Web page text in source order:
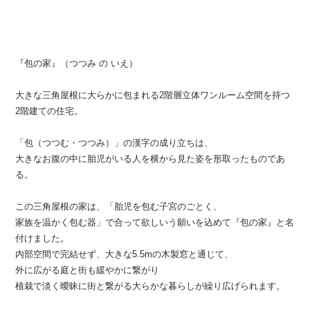
『包の家』（つつみ の いえ）
大きな三角屋根に大らかに包まれる2階層立体ワンルーム空間を持つ
2階建ての住宅。
「包（つつむ・つつみ）」の漢字の成り立ちは、
大きなお腹の中に胎児がいる人を横から見た姿を形取ったものであ
る。
この三角屋根の家は、「胎児を包む子宮のごとく、
家族を温かく包む器」で合って欲しいう願いを込めて『包の家』と名
付けました。
内部空間で完結せず、大きな5.5mの木製窓と通じて、
外に広がる庭と街も緩やかに繋がり
植栽で淡く曖昧に街と繋がる大らかな暮らしが繰り広げられます。